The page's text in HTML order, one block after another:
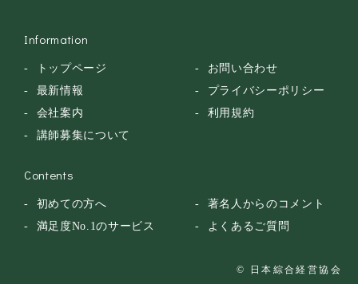
Information
トップページ
最新情報
会社案内
講師募集について
お問い合わせ
プライバシーポリシー
利用規約
Contents
初めての方へ
満足度No.1のサービス
著名人からのコメント
よくあるご質問
© 日本綜合経営協会